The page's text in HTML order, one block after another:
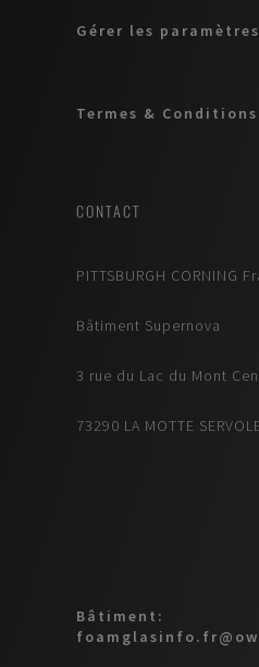
Gérer les
Termes & Conditions
CONTACT
PITTSBURGH CORNING
Bâtiment Supernova
3 rue du Lac du Mont
73290 LA MOTTE
Bâtiment: